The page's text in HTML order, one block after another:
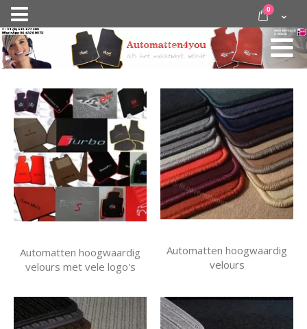
Nav
activeren
door
inhoud
Cart
0 items
Automatten hoogwaardig
velours met vele logo's
Automatten hoogwaardig
velours